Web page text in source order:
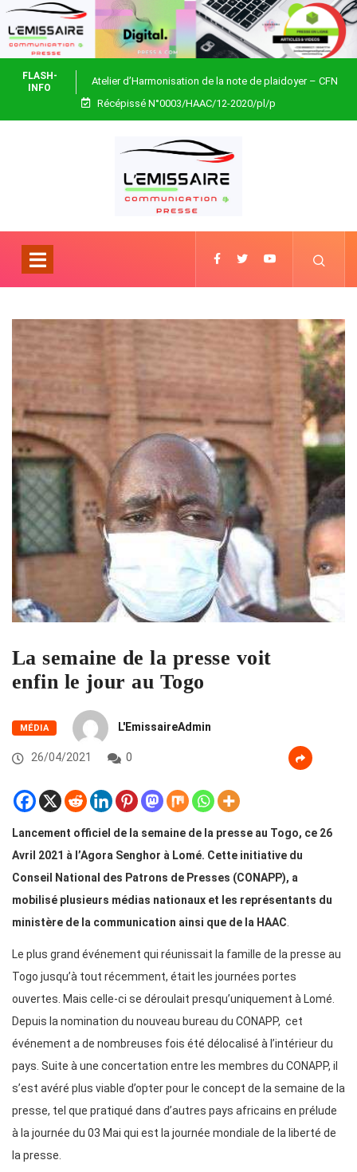
FLASH-
INFO
Atelier d’Harmonisation de la note de plaidoyer – CFN
Togo
Récépissé N°0003/HAAC/12-2020/pl/p
La semaine de la presse voit
enfin le jour au Togo
MÉDIA L'EmissaireAdmin
26/04/2021 0
Lancement officiel de la semaine de la presse au Togo, ce 26
Avril 2021 à l’Agora Senghor à Lomé. Cette initiative du
Conseil National des Patrons de Presses (CONAPP), a
mobilisé plusieurs médias nationaux et les représentants du
ministère de la communication ainsi que de la HAAC.
Le plus grand événement qui réunissait la famille de la presse au
Togo jusqu’à tout récemment, était les journées portes
ouvertes. Mais celle-ci se déroulait presqu’uniquement à Lomé.
Depuis la nomination du nouveau bureau du CONAPP, cet
événement a de nombreuses fois été délocalisé à l’intérieur du
pays. Suite à une concertation entre les membres du CONAPP, il
s’est avéré plus viable d’opter pour le concept de la semaine de la
presse, tel que pratiqué dans d’autres pays africains en prélude
à la journée du 03 Mai qui est la journée mondiale de la liberté de
la presse.